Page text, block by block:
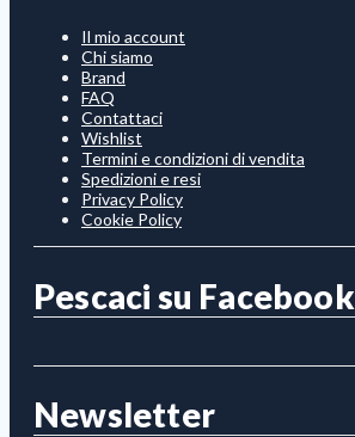
Il mio account
Chi siamo
Brand
FAQ
Contattaci
Wishlist
Termini e condizioni di vendita
Spedizioni e resi
Privacy Policy
Cookie Policy
Pescaci su Facebook
Newsletter